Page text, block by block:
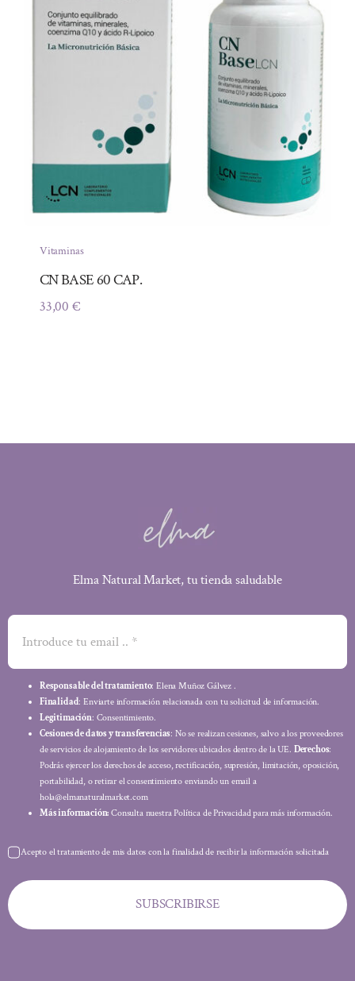
Vitaminas
CN BASE 60 CAP.
33,00 €
Elma Natural Market, tu tienda saludable
Responsable del tratamiento: Elena Muñoz Gálvez .
Finalidad: Enviarte información relacionada con tu solicitud de información.
Legitimación: Consentimiento.
Cesiones de datos y transferencias: No se realizan cesiones, salvo a los proveedores
de servicios de alojamiento de los servidores ubicados dentro de la UE. Derechos:
Podrás ejercer los derechos de acceso, rectificación, supresión, limitación, oposición,
portabilidad, o retirar el consentimiento enviando un email a
hola@elmanaturalmarket.com
Más información: Consulta nuestra Política de Privacidad para más información.
Acepto el tratamiento de mis datos con la finalidad de recibir la información solicitada
SUBSCRIBIRSE